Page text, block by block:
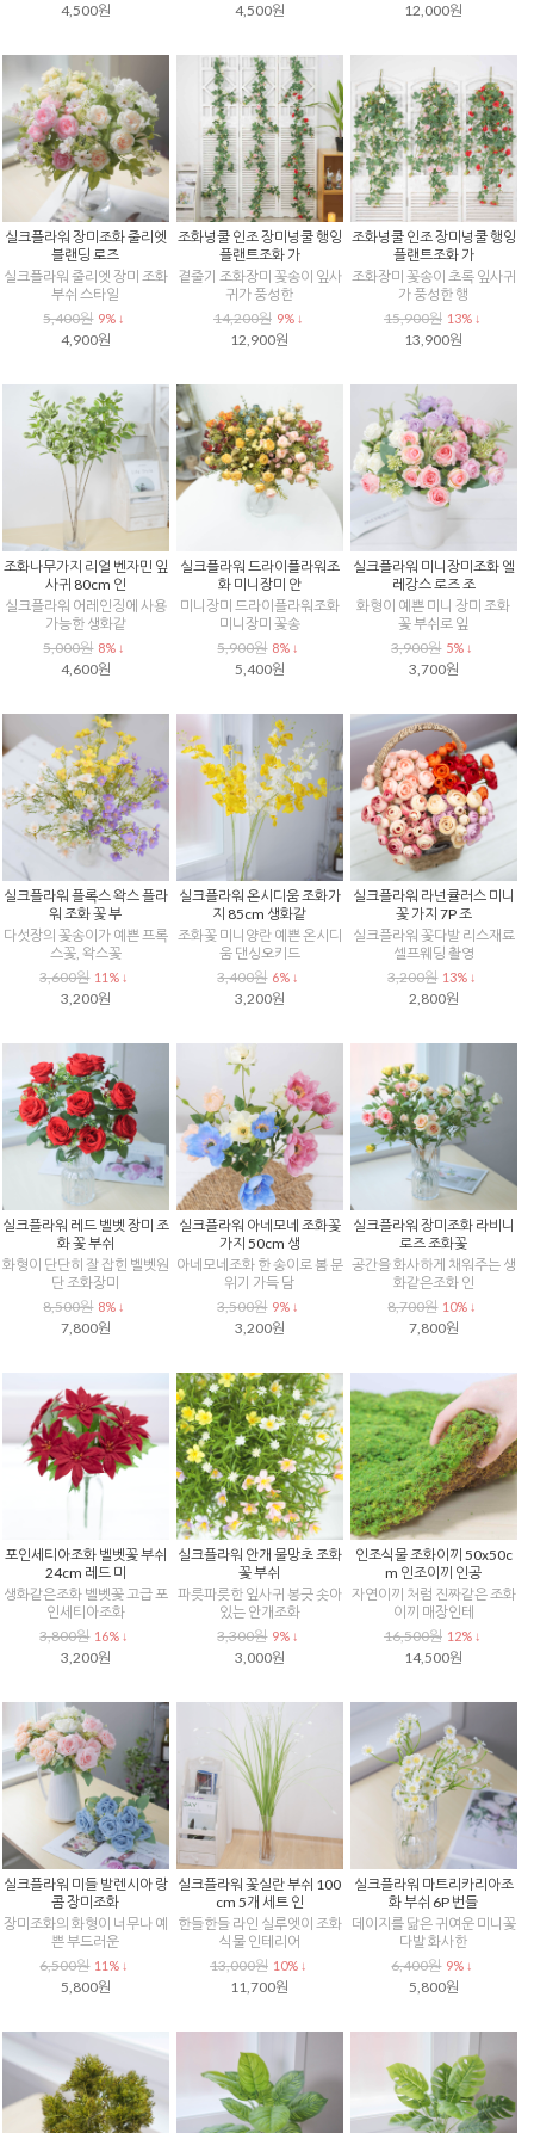
4,500원 4,500원 12,000원
실크플라워 장미조화 줄리엣
블랜딩 로즈
실크플라워 줄리엣 장미 조화
부쉬 스타일
5,400원 9% ↓
4,900원
조화넝쿨 인조 장미넝쿨 행잉
플랜트조화 가
곁줄기 조화장미 꽃송이 잎사
귀가 풍성한
14,200원 9% ↓
12,900원
조화넝쿨 인조 장미넝쿨 행잉
플랜트조화 가
조화장미 꽃송이 초록 잎사귀
가 풍성한 행
15,900원 13% ↓
13,900원
조화나무가지 리얼 벤자민 잎
사귀 80cm 인
실크플라워 어레인징에 사용
가능한 생화같
5,000원 8% ↓
4,600원
실크플라워 드라이플라워조
화 미니장미 안
미니장미 드라이플라워조화
미니장미 꽃송
5,900원 8% ↓
5,400원
실크플라워 미니장미조화 엘
레강스 로즈 조
화형이 예쁜 미니 장미 조화
꽃 부쉬로 잎
3,900원 5% ↓
3,700원
실크플라워 플록스 왁스 플라
워 조화 꽃 부
다섯장의 꽃송이가 예쁜 프록
스꽃, 왁스꽃
3,600원 11% ↓
3,200원
실크플라워 온시디움 조화가
지 85cm 생화같
조화꽃 미니양란 예쁜 온시디
움 댄싱오키드
3,400원 6% ↓
3,200원
실크플라워 라넌큘러스 미니
꽃 가지 7P 조
실크플라워 꽃다발 리스재료
셀프웨딩 촬영
3,200원 13% ↓
2,800원
실크플라워 레드 벨벳 장미 조
화 꽃 부쉬
화형이 단단히 잘 잡힌 벨벳원
단 조화장미
8,500원 8% ↓
7,800원
실크플라워 아네모네 조화꽃
가지 50cm 생
아네모네조화 한 송이로 봄 분
위기 가득 담
3,500원 9% ↓
3,200원
실크플라워 장미조화 라비니
로즈 조화꽃
공간을 화사하게 채워주는 생
화같은조화 인
8,700원 10% ↓
7,800원
포인세티아조화 벨벳꽃 부쉬
24cm 레드 미
생화같은조화 벨벳꽃 고급 포
인세티아조화
3,800원 16% ↓
3,200원
실크플라워 안개 물망초 조화
꽃 부쉬
파릇파릇한 잎사귀 봉긋 솟아
있는 안개조화
3,300원 9% ↓
3,000원
인조식물 조화이끼 50x50c
m 인조이끼 인공
자연이끼 처럼 진짜같은 조화
이끼 매장인테
16,500원 12% ↓
14,500원
실크플라워 미들 발렌시아 랑
콤 장미조화
장미조화의 화형이 너무나 예
쁜 부드러운
6,500원 11% ↓
5,800원
실크플라워 꽃실란 부쉬 100
cm 5개 세트 인
한들한들 라인 실루엣이 조화
식물 인테리어
13,000원 10% ↓
11,700원
실크플라워 마트리카리아조
화 부쉬 6P 번들
데이지를 닮은 귀여운 미니꽃
다발 화사한
6,400원 9% ↓
5,800원